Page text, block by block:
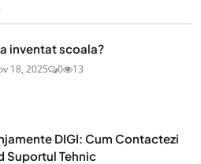
inventat scoala?
18, 2025 0 13
DIGI: Cum Contactezi
Suportul Tehnic